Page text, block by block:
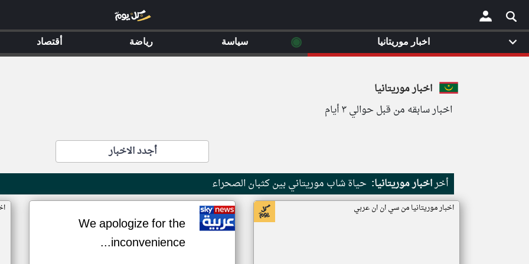
×
اخبار موريتانيا
اخبار سابقه من قبل حوالي ٣ أيام
أجدد الاخبار
أخراخبار موريتانيا: حياة شاب موريتاني بين كثبان الصحراء
اخبار موريتانيا من سي ان ان عربي
We apologize for the
inconvenience...
اخبار موريتانيا ◉ سياسة رياضة أقتصاد